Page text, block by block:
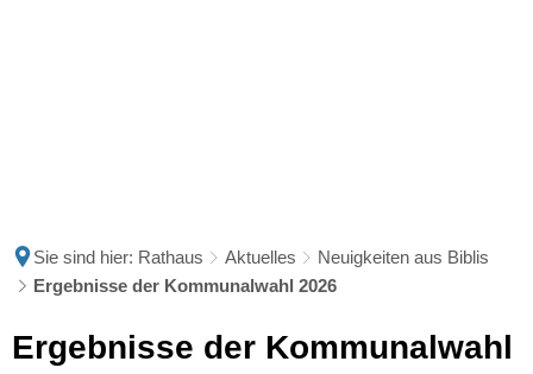
Sie sind hier: Rathaus Aktuelles
Neuigkeiten aus Biblis
Ergebnisse der Kommunalwahl 2026
Ergebnisse der Kommunalwahl